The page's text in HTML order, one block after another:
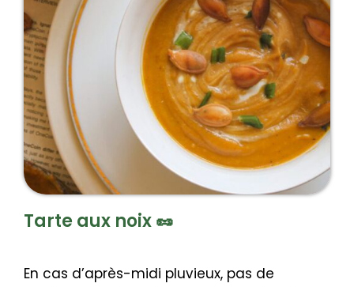
Tarte aux noix 🥜
En cas d’après-midi pluvieux, pas de